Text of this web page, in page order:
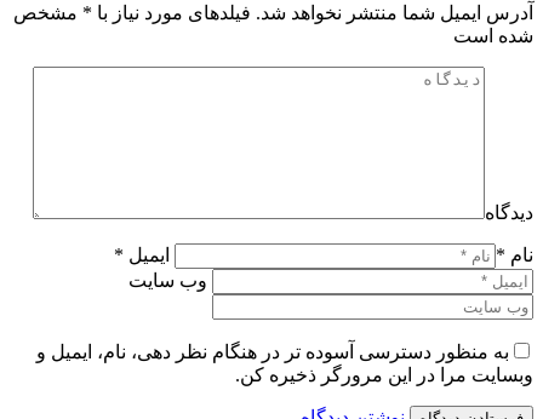
آدرس ایمیل شما منتشر نخواهد شد. فیلدهای مورد نیاز با * مشخص
شده است
دیدگاه
نام *
ایمیل *
وب سایت
به منظور دسترسی آسوده تر در هنگام نظر دهی، نام، ایمیل و
وبسایت مرا در این مرورگر ذخیره کن.